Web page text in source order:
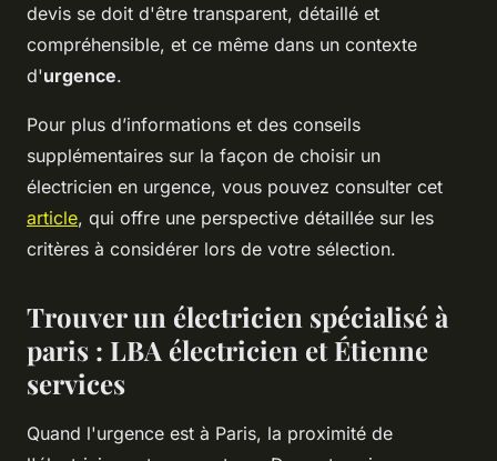
devis se doit d'être transparent, détaillé et
compréhensible, et ce même dans un contexte
d'urgence.
Pour plus d’informations et des conseils
supplémentaires sur la façon de choisir un
électricien en urgence, vous pouvez consulter cet
article, qui offre une perspective détaillée sur les
critères à considérer lors de votre sélection.
Trouver un électricien spécialisé à
paris : LBA électricien et Étienne
services
Quand l'urgence est à Paris, la proximité de